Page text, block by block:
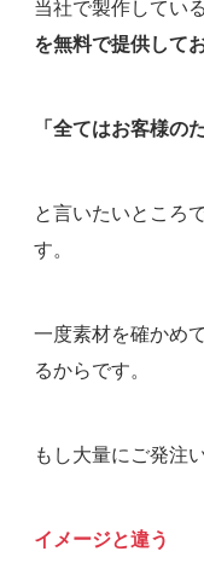
当社で製作してい
を無料で提供して
「全てはお客様の
と言いたいところ
す。
一度素材を確かめ
るからです。
もし大量にご発注
イメージと違う